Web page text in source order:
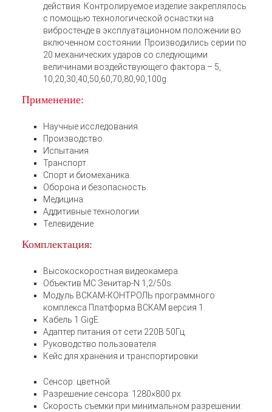
действия. Контролируемое изделие закреплялось
с помощью технологической оснастки на
вибростенде в эксплуатационном положении во
включенном состоянии. Производились серии по
20 механических ударов со следующими
величинами воздействующего фактора – 5,
10,20,30,40,50,60,70,80,90,100g.
Применение:
Научные исследования.
Производство.
Испытания.
Транспорт.
Спорт и биомеханика.
Оборона и безопасность.
Медицина.
Аддитивные технологии.
Телевидение.
Комплектация:
Высокоскоростная видеокамера.
Объектив МС Зенитар-N 1,2/50s.
Модуль ВСКАМ-КОНТРОЛЬ программного
комплекса Платформа ВСКАМ версия 1.
Кабель 1 GigE.
Адаптер питания от сети 220В 50Гц.
Руководство пользователя.
Кейс для хранения и транспортировки.
Сенсор: цветной.
Разрешение сенсора: 1280×800 px.
Скорость съемки при минимальном разрешении: